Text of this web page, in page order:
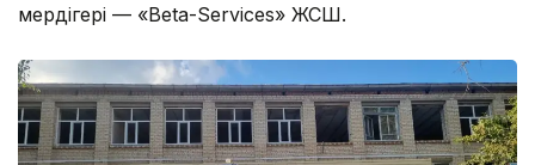
мердігері — «Beta-Services» ЖСШ.